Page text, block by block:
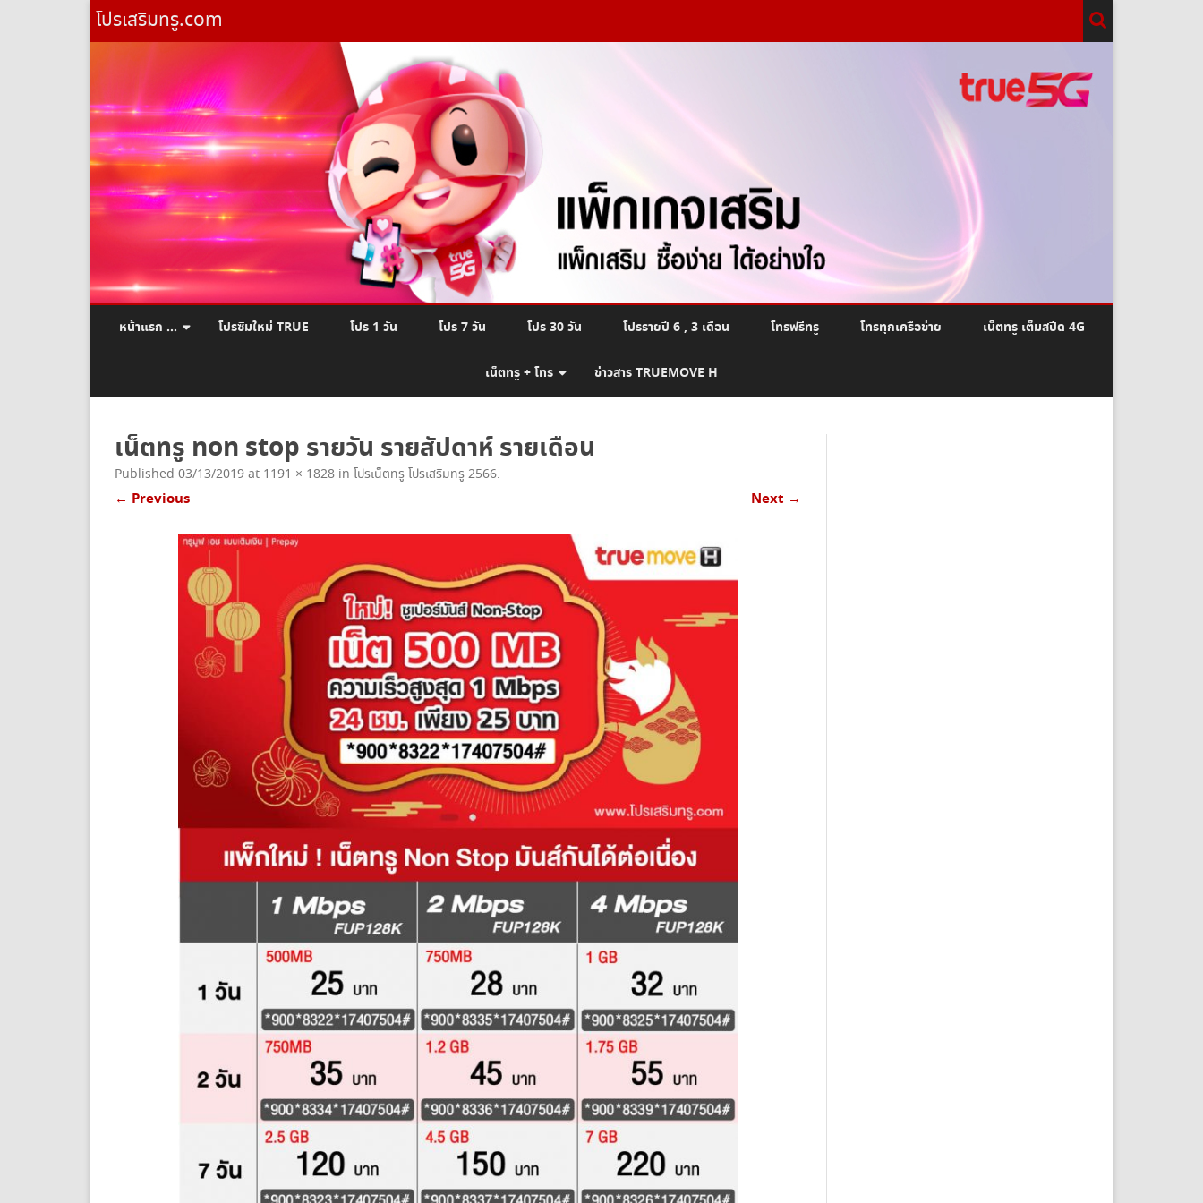
โปรเสริมทรู.com
Skip
หน้าแรก … โปรซิมใหม่ TRUE โปร 1 วัน โปร 7 วัน โปร 30 วัน โปรรายปี 6 , 3 เดือน โทรฟรีทรู โทรทุกเครือข่าย เน็ตทรู เต็มสปีด 4G
เน็ตทรู + โทร
เน็ตทรู+โทรทุกค่าย
โทรฟรีทรู+เน็ตทรู แพ็คเกจคูณสาม
โปรเน็ตทรู+โทร 3G SMART
โปรเน็ตทรู+โทร ISMART
โปรเน็ตทรู+โทร SMART COMBO
TRUE WIFI
ข่าวสาร TRUEMOVE H
เน็ตทรู non stop รายวัน รายสัปดาห์ รายเดือน
Published 03/13/2019 at 1191 × 1828 in โปรเน็ตทรู โปรเสริมทรู 2566.
← Previous Next →